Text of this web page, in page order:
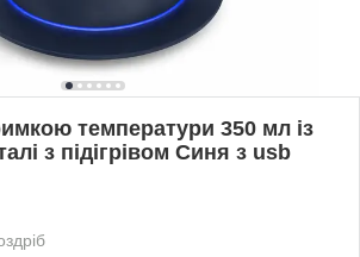
температури 350 мл із
з підігрівом Синя з usb